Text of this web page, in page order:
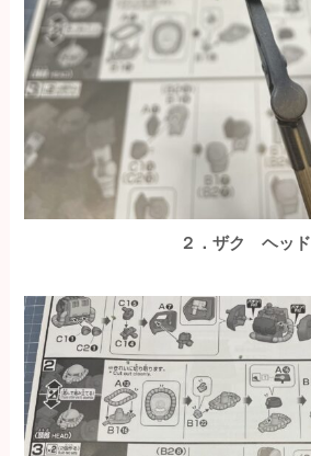
２．ザク ヘッド